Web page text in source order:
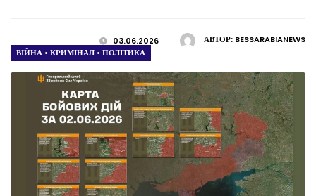
АВТОР: BESSARABIANEWS
03.06.2026
ВІЙНА • КРИМІНАЛ • ПОЛІТИКА